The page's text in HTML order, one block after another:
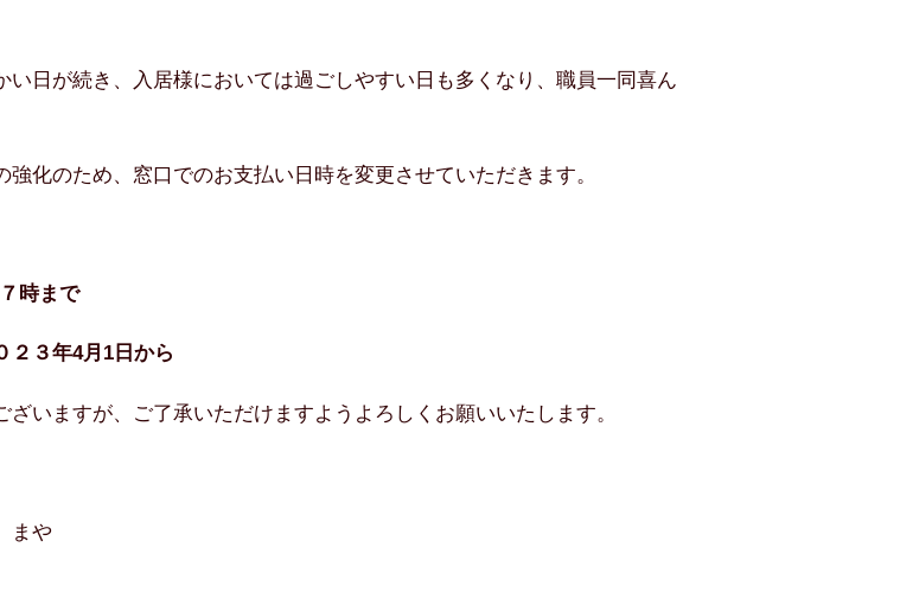
い日が続き、入居様においては過ごしやすい日も多くなり、職員一同喜ん
強化のため、窓口でのお支払い日時を変更させていただきます。
時まで
３年4月1日から
ざいますが、ご了承いただけますようよろしくお願いいたします。
や